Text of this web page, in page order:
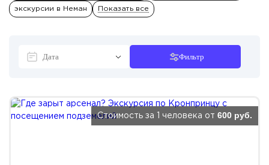
экскурсии в Неман Показать все
Фильтр
Стоимость за 1 человека от 600 руб.